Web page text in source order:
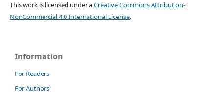
This work is licensed under aCreative Commons Attribution-
NonCommercial 4.0 International License.
Information
For Readers
For Authors